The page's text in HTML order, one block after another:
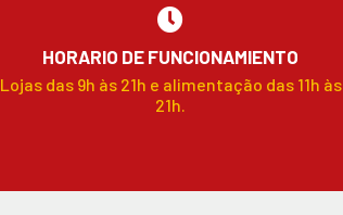
HORARIO DE FUNCIONAMIENTO
Lojas das 9h às 21h e alimentação das 11h às
21h.